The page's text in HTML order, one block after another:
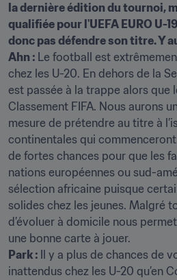
la dernière édition du tournoi,
qualifiée pour l'UEFA EURO U-
donc pas défendre son titre. Y
Ahn : Le football est
chez les U-20. En dehors de la
est passée à la trappe alors que
Classement FIFA. Nous aurons
mesure de prétendre au titre à
continentales qui
de fortes chances pour que les
nations européennes ou sud-
sélection africaine puisque
solides chez les jeunes. Malgré
d’évoluer à domicile nous
Park :
Il y a plus de chances de
inattendus chez les U-20 qu’en